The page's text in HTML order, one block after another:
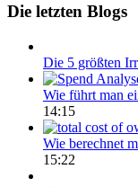
Die letzten Blogs
Die 5 größten
Wie führt man
14:15
Wie berechnet
15:22